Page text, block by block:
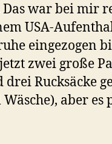
war bei mir
USA-
eingezogen
zwei große
Rucksäcke
aber es